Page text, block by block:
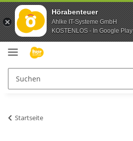
Hörabenteuer
Ahlke IT-Systeme GmbH
KOSTENLOS - In Google Play
Startseite